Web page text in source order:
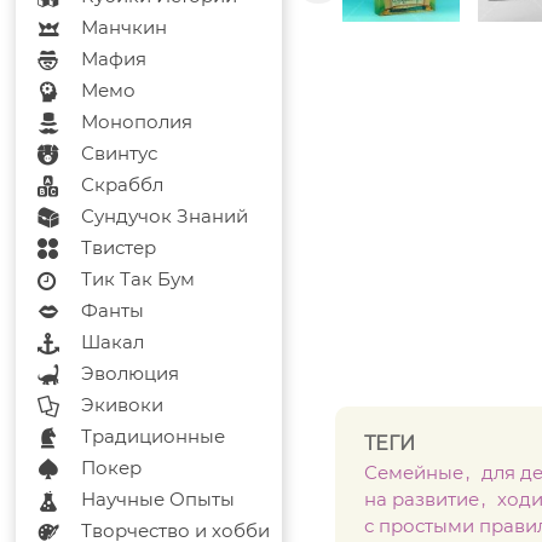
Манчкин
Мафия
Мемо
Монополия
Свинтус
Скраббл
Сундучок Знаний
Твистер
Тик Так Бум
Фанты
Шакал
Эволюция
Экивоки
Традиционные
Покер
Научные Опыты
Творчество и хобби
ТЕГИ
Семейные
для
на развитие
с простыми